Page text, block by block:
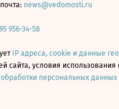
news@vedomosti.ru
956-34-58
IP адреса, cookie и данные
сайта, условия использования
персональных